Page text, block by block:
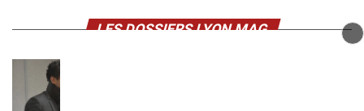
LES DOSSIERS LYON MAG